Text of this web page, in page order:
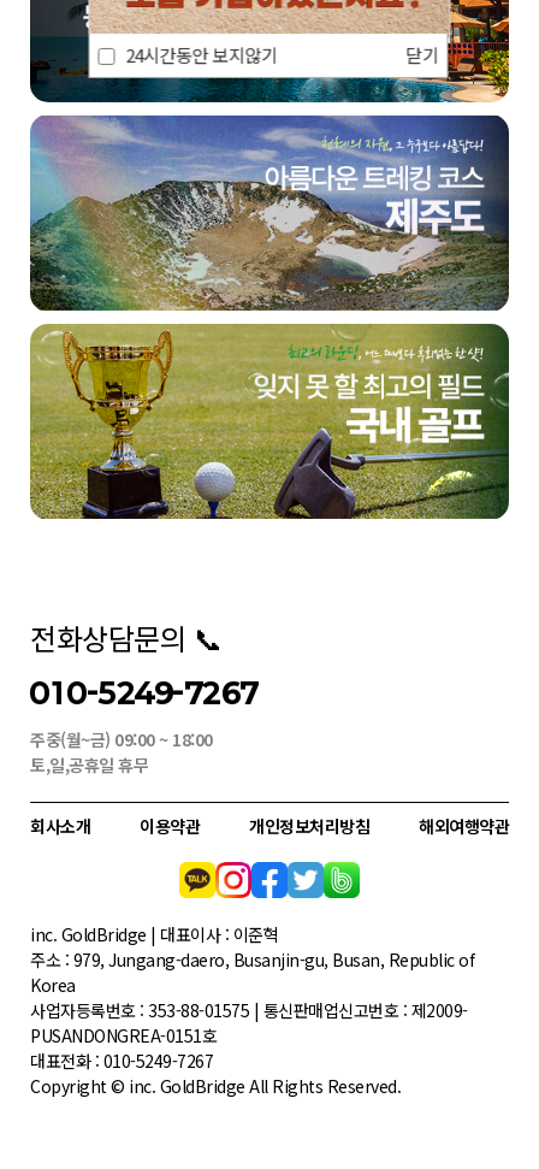
24시간동안 보지않기 닫기
전화상담문의 📞
010-5249-7267
주중(월~금) 09:00 ~ 18:00
토,일,공휴일 휴무
회사소개 이용약관 개인정보처리방침 해외여행약관
inc. GoldBridge | 대표이사 : 이준혁
주소 : 979, Jungang-daero, Busanjin-gu, Busan, Republic of
Korea
사업자등록번호 : 353-88-01575 | 통신판매업신고번호 : 제2009-
PUSANDONGREA-0151호
대표전화 : 010-5249-7267
Copyright © inc. GoldBridge All Rights Reserved.